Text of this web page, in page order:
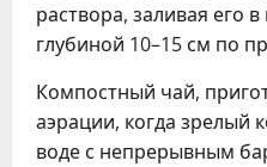
раствора, заливая его
глубиной 10–15 см по
Компостный чай,
аэрации, когда зрелый
воде с непрерывным